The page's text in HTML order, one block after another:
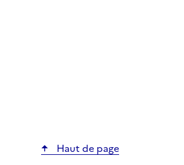
Haut de page